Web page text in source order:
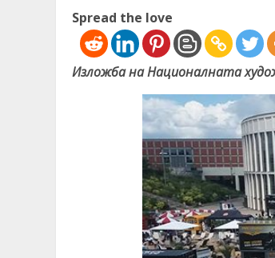
Spread the love
Изложба на Националната